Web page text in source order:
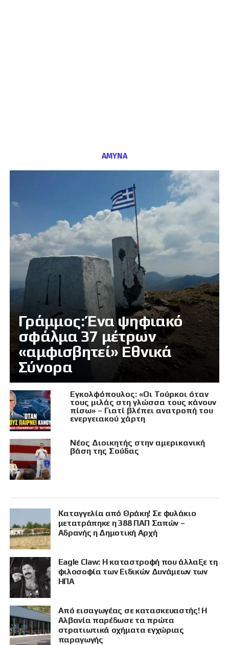
ΑΜΥΝΑ
Γράμμος: Ένα ψηφιακό
σφάλμα 37 μέτρων
«αμφισβητεί» Εθνικά
Σύνορα
Εγκολφόπουλος: «Οι Τούρκοι όταν
τους μιλάς στη γλώσσα τους κάνουν
πίσω» – Γιατί βλέπει ανατροπή του
ενεργειακού χάρτη
Νέος Διοικητής στην αμερικανική
βάση της Σούδας
Καταγγελία από Θράκη! Σε φυλάκιο
μετατράπηκε η 388 ΠΑΠ Σαπών –
Αδρανής η Δημοτική Αρχή
Eagle Claw: Η καταστροφή που άλλαξε τη
φιλοσοφία των Ειδικών Δυνάμεων των
ΗΠΑ
Από εισαγωγέας σε κατασκευαστής! Η
Αλβανία παρέδωσε τα πρώτα
στρατιωτικά οχήματα εγχώριας
παραγωγής